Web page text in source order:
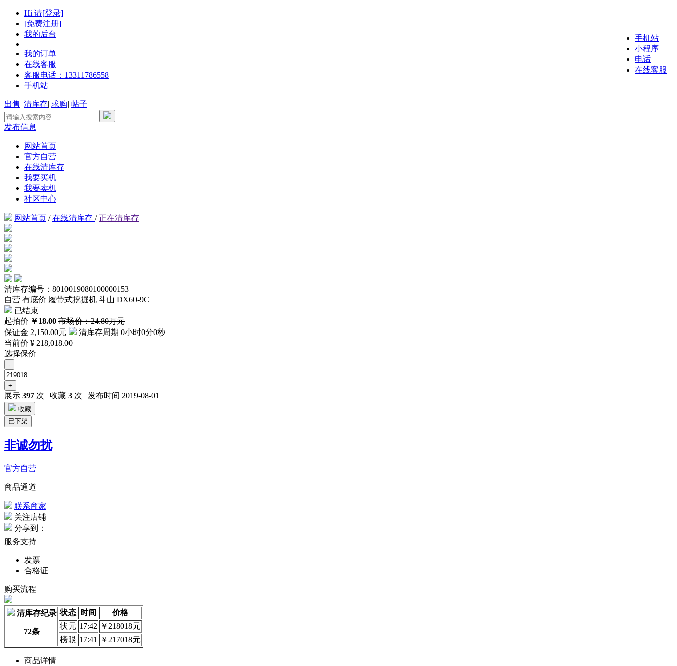
Hi 请[登录]
[免费注册]
我的后台
我的订单
在线客服
客服电话：13311786558
手机站
出售| 清库存| 求购| 帖子
发布信息
网站首页
官方自营
在线清库存
我要买机
我要卖机
社区中心
网站首页 /在线清库存 / 正在清库存
清库存编号：8010019080100000153
自营 有底价 履带式挖掘机 斗山 DX60-9C
已结束
起拍价 ￥18.00 市场价：24.80万元
保证金 2,150.00元 清库存周期 0小时0分0秒
当前价 ¥ 218,018.00
选择保价
-
+
展示 397 次 | 收藏 3 次 | 发布时间 2019-08-01
收藏
已下架
非诚勿扰
官方自营
商品通道
联系商家
关注店铺
分享到：
服务支持
发票
合格证
购买流程
清库存纪录
72条
状态 时间
价格
状元 17:42
￥218018元
榜眼 17:41 ￥217018元
商品详情
手机站
小程序
电话
在线客服